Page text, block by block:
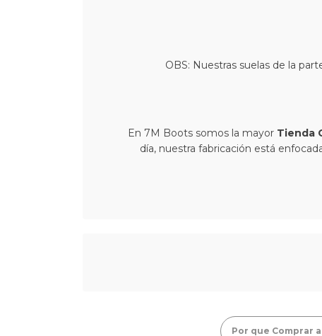
OBS: Nuestras suelas de la
En 7M Boots somos la mayor Tienda
día, nuestra fabricación está
Por que Comprar